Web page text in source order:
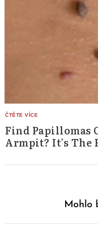
Find Papillomas
Armpit? It's The
Mohlo